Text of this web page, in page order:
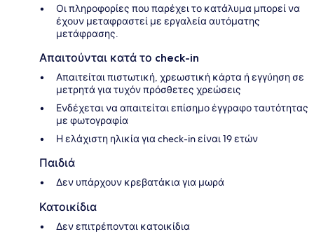
Οι πληροφορίες που παρέχει το κατάλυμα μπορεί να
έχουν μεταφραστεί με εργαλεία αυτόματης
μετάφρασης.
Απαιτούνται κατά το check-in
Απαιτείται πιστωτική, χρεωστική κάρτα ή εγγύηση σε
μετρητά για τυχόν πρόσθετες χρεώσεις
Ενδέχεται να απαιτείται επίσημο έγγραφο ταυτότητας
με φωτογραφία
Η ελάχιστη ηλικία για check-in είναι 19 ετών
Παιδιά
Δεν υπάρχουν κρεβατάκια για μωρά
Κατοικίδια
Δεν επιτρέπονται κατοικίδια